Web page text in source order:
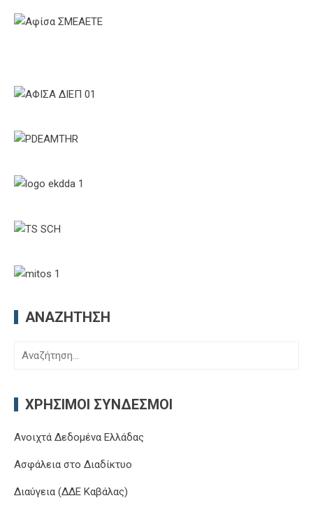
ΑΝΑΖΉΤΗΣΗ
Αναζήτηση
ΧΡΉΣΙΜΟΙ ΣΎΝΔΕΣΜΟΙ
Ανοιχτά Δεδομένα Ελλάδας
Ασφάλεια στο Διαδίκτυο
Διαύγεια (ΔΔΕ Καβάλας)